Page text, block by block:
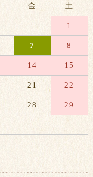
金 土
1
7 8
14 15
21 22
28 29